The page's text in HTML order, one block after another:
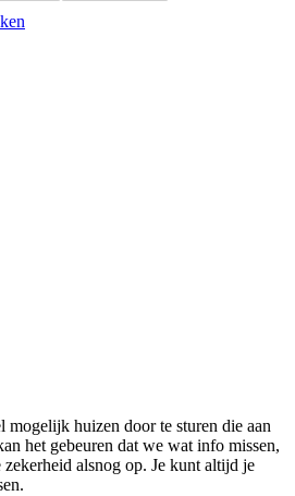
huizen door te sturen die aan
het gebeuren dat we wat info missen,
alsnog op. Je kunt altijd je